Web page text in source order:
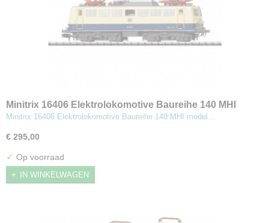
Minitrix 16406 Elektrolokomotive Baureihe 140 MHI
model
Minitrix 16406 Elektrolokomotive Baureihe 140 MHI model…
€ 295,00
✓ Op voorraad
IN WINKELWAGEN